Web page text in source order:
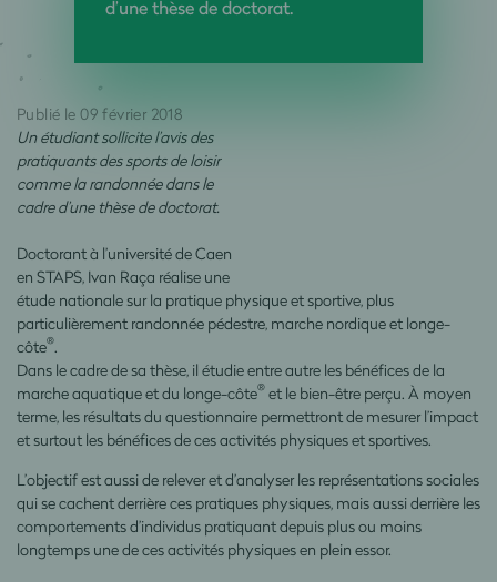
d’une thèse de doctorat.
Publié le 09 février 2018
Un étudiant sollicite l’avis des
pratiquants des sports de loisir
comme la randonnée dans le
cadre d’une thèse de doctorat.
Doctorant à l’université de Caen
en STAPS, Ivan Raça réalise une
étude nationale sur la pratique physique et sportive, plus
particulièrement randonnée pédestre, marche nordique et longe-
côte®.
Dans le cadre de sa thèse, il étudie entre autre les bénéfices de la
marche aquatique et du longe-côte® et le bien-être perçu. À moyen
terme, les résultats du questionnaire permettront de mesurer l’impact
et surtout les bénéfices de ces activités physiques et sportives.
L’objectif est aussi de relever et d’analyser les représentations sociales
qui se cachent derrière ces pratiques physiques, mais aussi derrière les
comportements d’individus pratiquant depuis plus ou moins
longtemps une de ces activités physiques en plein essor.